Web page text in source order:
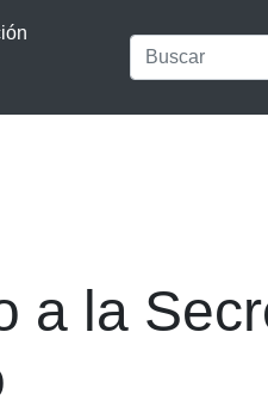
a la